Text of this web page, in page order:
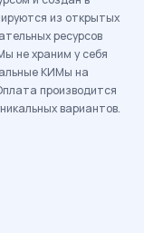
из открытых
ресурсов
не храним у себя
КИМы на
производится
вариантов.